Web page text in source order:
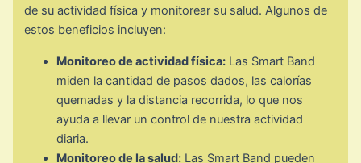
de su actividad física y monitorear su salud. Algunos de
estos beneficios incluyen:
Monitoreo de actividad física: Las Smart Band
miden la cantidad de pasos dados, las calorías
quemadas y la distancia recorrida, lo que nos
ayuda a llevar un control de nuestra actividad
diaria.
Monitoreo de la salud: Las Smart Band pueden